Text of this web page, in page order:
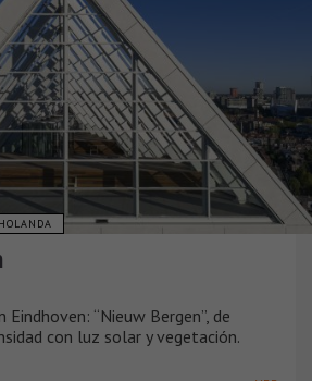
HOLANDA
“Nieuw Bergen”, de
con luz solar y vegetación.